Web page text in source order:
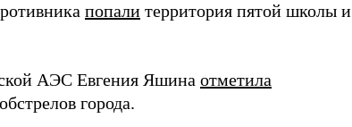
попали территория пятой школы и
АЭС Евгения Яшина отметила
города.